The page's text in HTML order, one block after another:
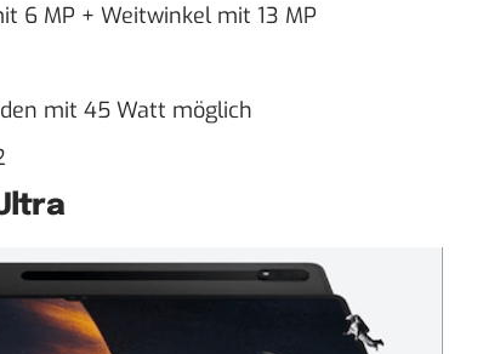
6 MP + Weitwinkel mit 13 MP
mit 45 Watt möglich